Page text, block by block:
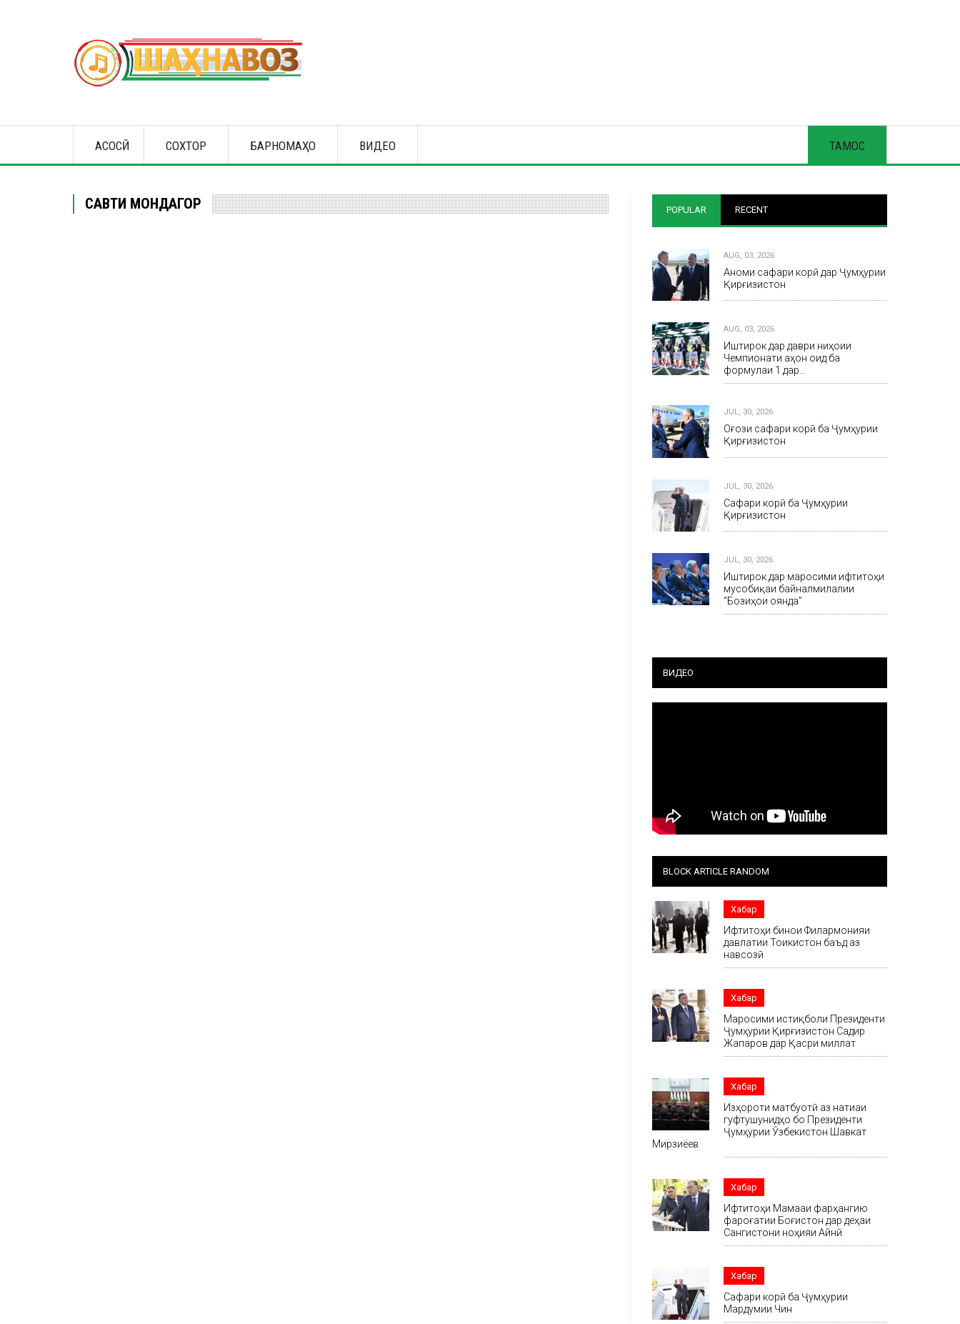
navigation
АСОСӢ СОХТОР БАРНОМАҲО ВИДЕО ТАМОС
САВТИ МОНДАГОР POPULAR RECENT
AUG, 03, 2026
Анҷоми сафари корӣ дар Ҷумҳурии
Қирғизистон
AUG, 03, 2026
Иштирок дар даври ниҳоии
Чемпионати ҷаҳон оид ба
формулаи 1 дар…
JUL, 30, 2026
Оғози сафари корӣ ба Ҷумҳурии
Қирғизистон
JUL, 30, 2026
Сафари корӣ ба Ҷумҳурии
Қирғизистон
JUL, 30, 2026
Иштирок дар маросими ифтитоҳи
мусобиқаи байналмилалии
“Бозиҳои оянда”
ВИДЕО
BLOCK ARTICLE RANDOM
Хабар
Ифтитоҳи бинои Филармонияи
давлатии Тоҷикистон баъд аз
навсозӣ
Хабар
Маросими истиқболи Президенти
Ҷумҳурии Қирғизистон Садир
Жапаров дар Қасри миллат
Хабар
Изҳороти матбуотӣ аз натиҷаи
гуфтушунидҳо бо Президенти
Ҷумҳурии Ӯзбекистон Шавкат
Мирзиёев
Хабар
Ифтитоҳи Маҷмааи фарҳангию
фароғатии Боғистон дар деҳаи
Сангистони ноҳияи Айнӣ
Хабар
Сафари корӣ ба Ҷумҳурии
Мардумии Чин